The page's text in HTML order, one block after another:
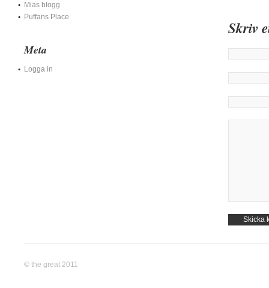
Skriv
Mias blogg
Puffans Place
Meta
Logga in
© the great 2011